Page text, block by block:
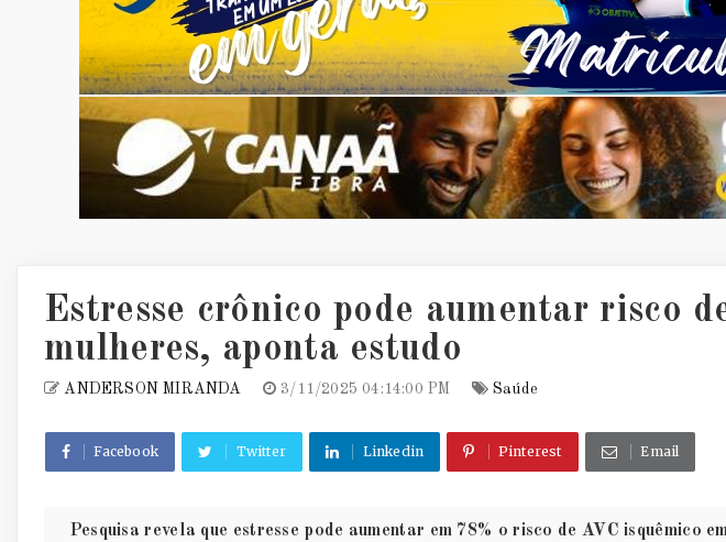
Estresse crônico pode aumentar risco
mulheres, aponta estudo
ANDERSON MIRANDA 3/11/2025 04:14:00 PM Saúde
Facebook Twitter Linkedin Pinterest Email
Pesquisa revela que estresse pode aumentar em 78% o risco de AVC isquêmico